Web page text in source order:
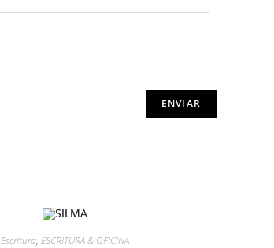
Escritura,ESCRITURA & OFICINA